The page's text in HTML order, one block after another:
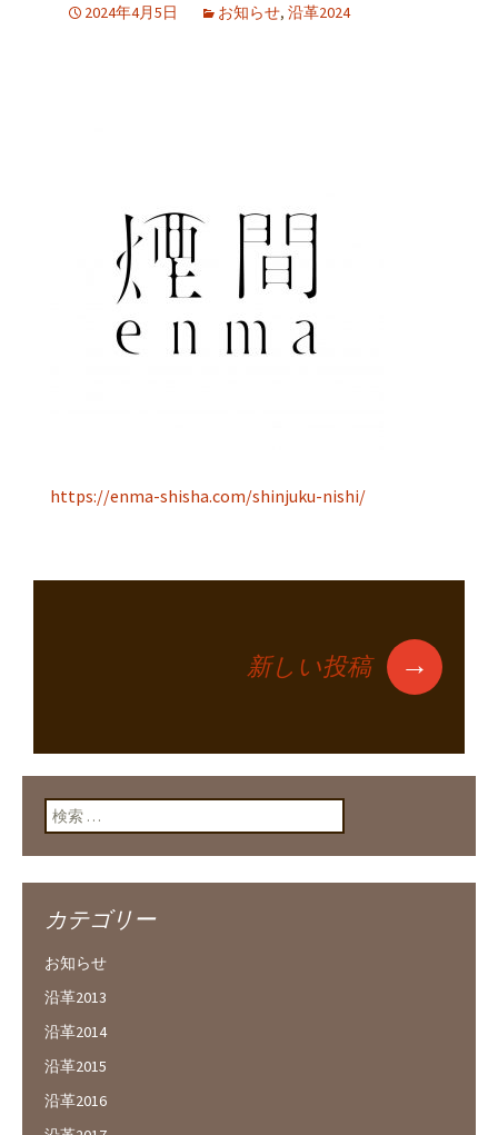
2024年4月5日 お知らせ, 沿革2024
https://enma-shisha.com/shinjuku-nishi/
投稿ナビゲーショ
ン
新しい投稿 →
検索:
カテゴリー
お知らせ
沿革2013
沿革2014
沿革2015
沿革2016